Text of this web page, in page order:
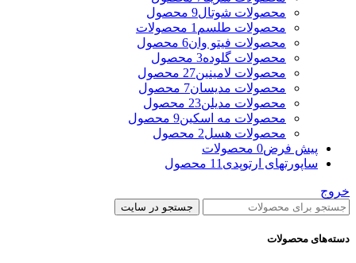
محصولات شوتال9 محصول
محصولات طلسم 1 محصولات
محصولات فیتو وان6 محصول
محصولات گلوده3 محصول
محصولات لامینین27 محصول
محصولات مدیسان7 محصول
محصولات مدیلن23 محصول
محصولات مه اسکین9 محصول
محصولات هسل2 محصول
پیش فرض0 محصولات
ساپورتهای ارتوپدی 11 محصول
خروج
جستجو در سایت
دسته‌های محصولات